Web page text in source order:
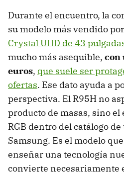
Durante el encuentro, la
su modelo más vendido
Crystal UHD de 43
mucho más asequible, con
euros, que suele ser
ofertas. Ese dato ayuda a
perspectiva. El R95H no
producto de masas, sino el
RGB dentro del catálogo
Samsung. Es el modelo
enseñar una tecnología
convierte necesariamente